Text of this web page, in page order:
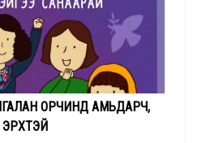
ОРЧИНД АМЬДАРЧ,
ЭРХТЭЙ